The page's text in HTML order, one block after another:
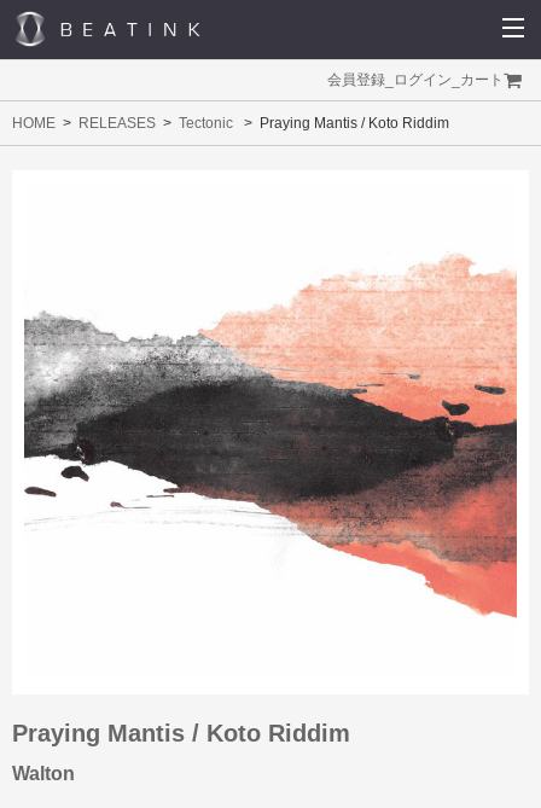
会員登録 ログイン カート
HOME RELEASES Tectonic Praying Mantis / Koto Riddim
Praying Mantis / Koto Riddim
Walton